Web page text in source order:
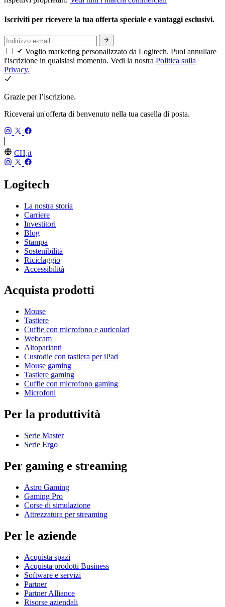
Iscriviti per ricevere la tua offerta speciale e vantaggi esclusivi.
Voglio marketing personalizzato da Logitech. Puoi annullare
l'iscrizione in qualsiasi momento. Vedi la nostra Politica sulla
Privacy.
Grazie per l’iscrizione.
Riceverai un'offerta di benvenuto nella tua casella di posta.
CH,it
Logitech
La nostra storia
Carriere
Investitori
Blog
Stampa
Sostenibilità
Riciclaggio
Accessibilità
Acquista prodotti
Mouse
Tastiere
Cuffie con microfono e auricolari
Webcam
Altoparlanti
Custodie con tastiera per iPad
Mouse gaming
Tastiere gaming
Cuffie con microfono gaming
Microfoni
Per la produttività
Serie Master
Serie Ergo
Per gaming e streaming
Astro Gaming
Gaming Pro
Corse di simulazione
Attrezzatura per streaming
Per le aziende
Acquista spazi
Acquista prodotti Business
Software e servizi
Partner
Partner Alliance
Risorse aziendali